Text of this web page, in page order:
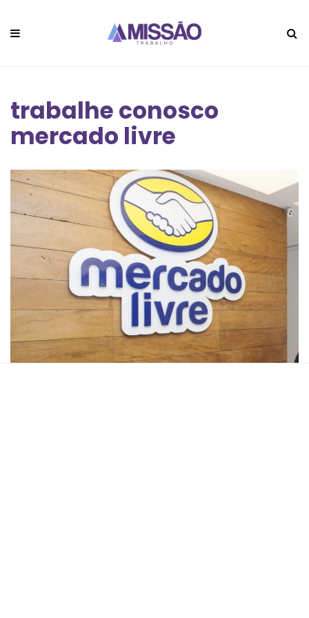
trabalhe conosco
mercado livre